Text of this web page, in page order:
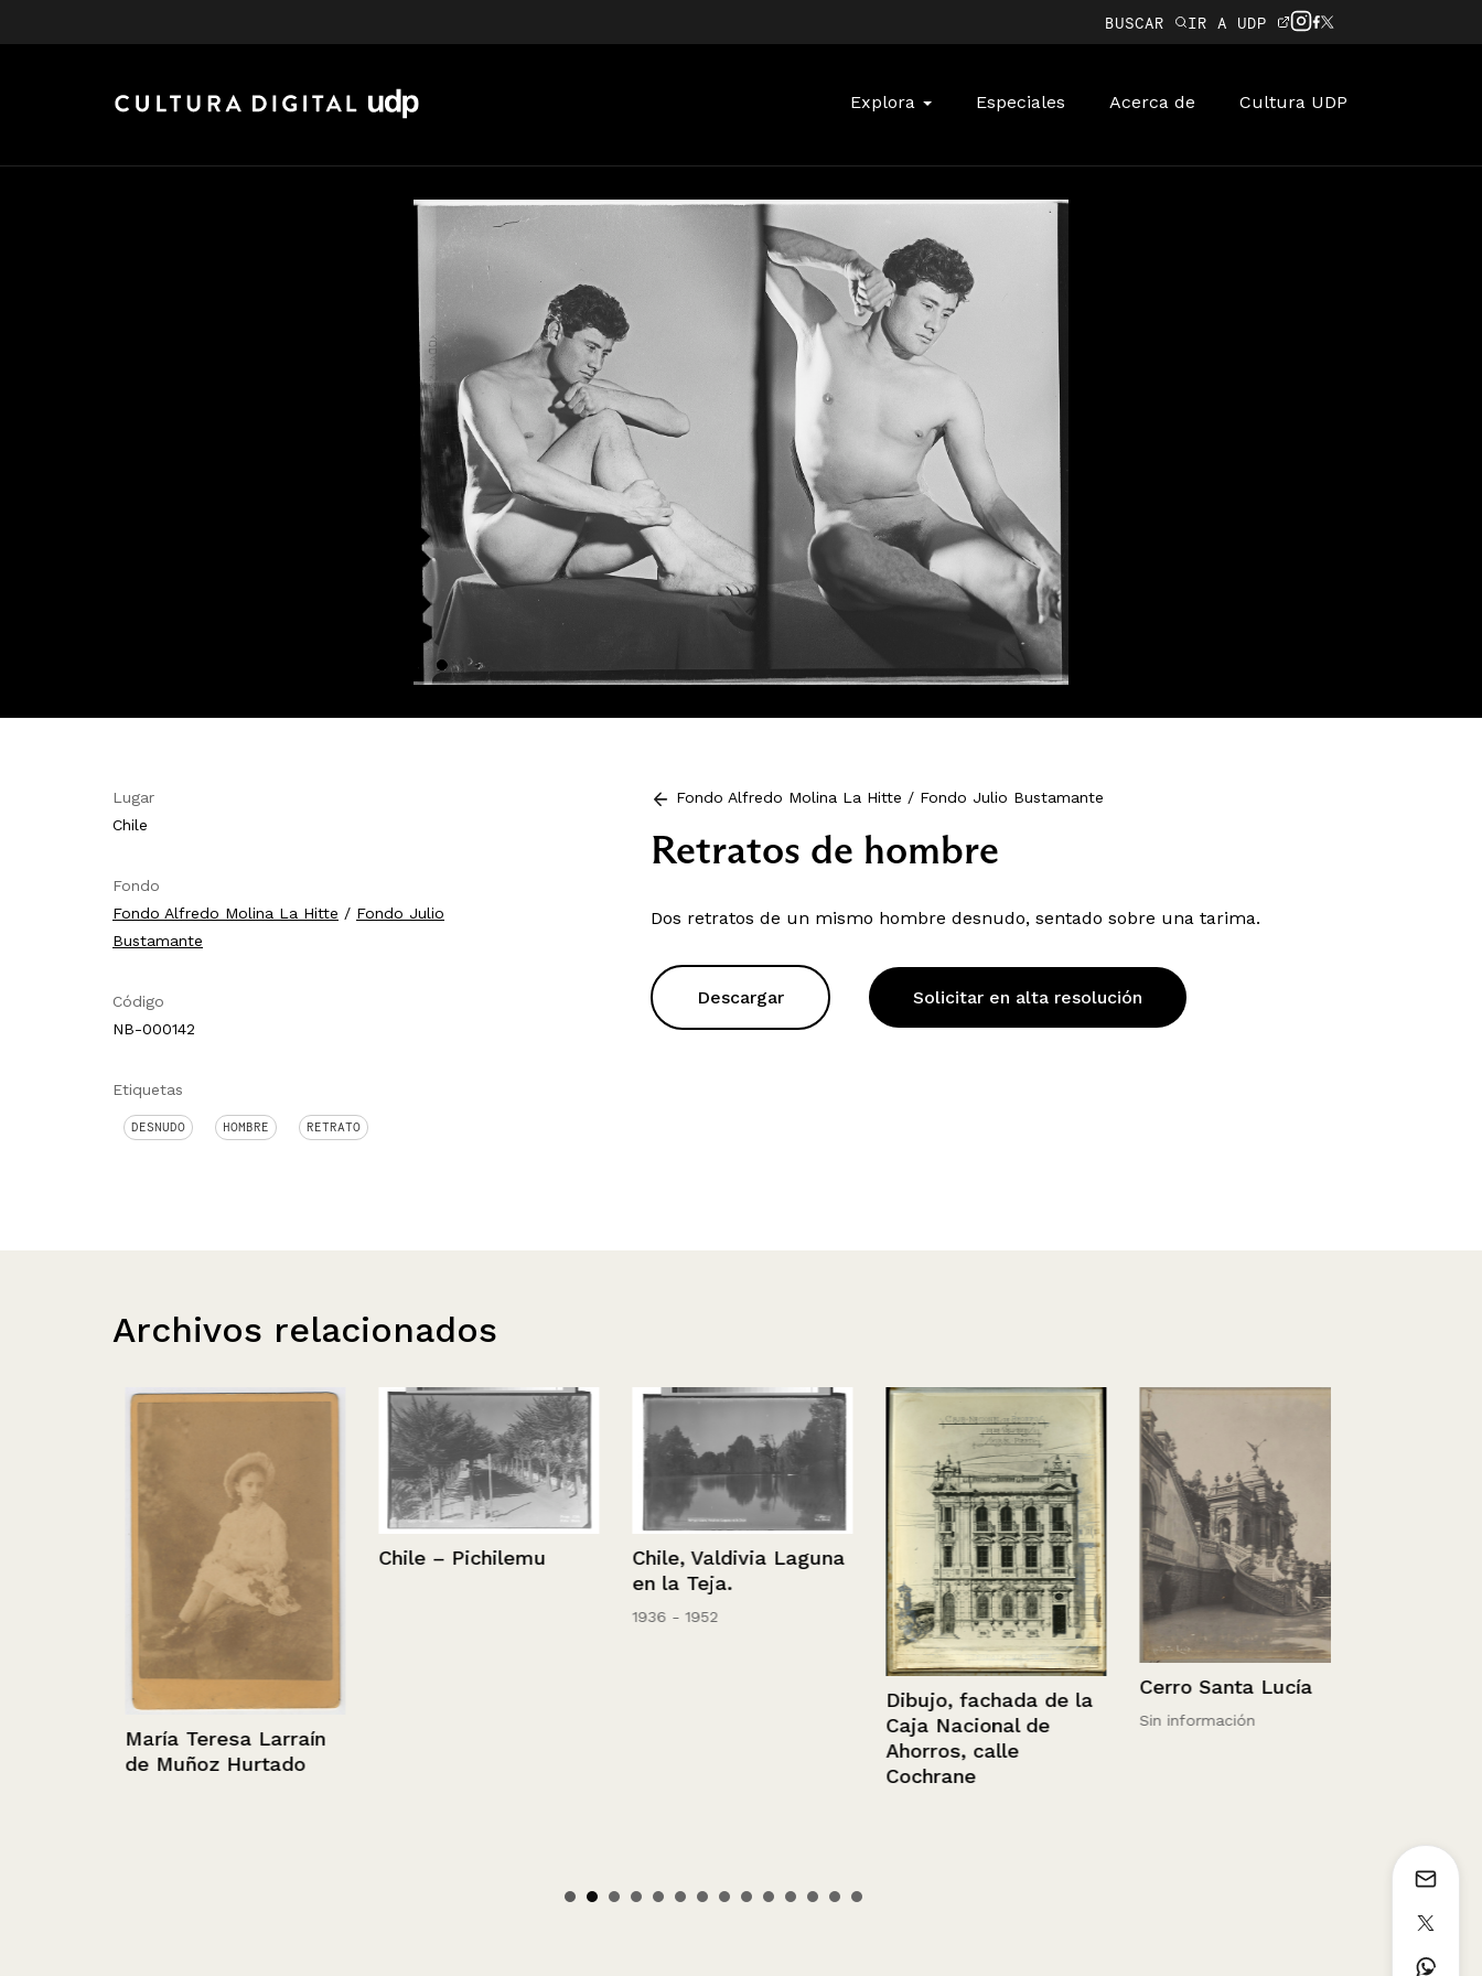
BUSCAR IR A UDP
Explora Especiales Acerca de Cultura UDP
Lugar
Chile
Fondo
Fondo Alfredo Molina La Hitte / Fondo Julio
Bustamante
Código
NB-000142
Etiquetas
DESNUDO HOMBRE RETRATO
Fondo Alfredo Molina La Hitte / Fondo Julio Bustamante
Retratos de hombre
Dos retratos de un mismo hombre desnudo, sentado sobre una tarima.
Descargar Solicitar en alta resolución
Archivos relacionados
María Teresa Larraín
de Muñoz Hurtado
Chile – Pichilemu
Chile, Valdivia Laguna
en la Teja.
1936 - 1952
Dibujo, fachada de la
Caja Nacional de
Ahorros, calle
Cochrane
Cerro Santa Lucía
Sin información